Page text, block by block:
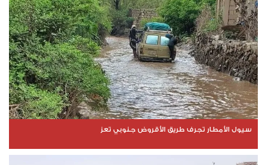
سيول الأمطار تجرف طريق الأقروض جنوبي تعز